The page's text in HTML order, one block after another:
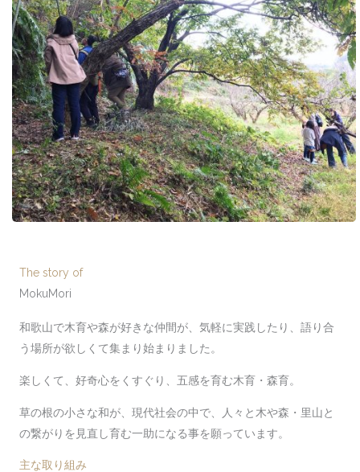
The story of
MokuMori
和歌山で木育や森が好きな仲間が、気軽に実践したり、語り合
う場所が欲しくて集まり始まりました。
楽しくて、好奇心をくすぐり、五感を育む木育・森育。
草の根の小さな和が、現代社会の中で、人々と木や森・里山と
の繋がりを見直し育む一助になる事を願っています。
主な取り組み